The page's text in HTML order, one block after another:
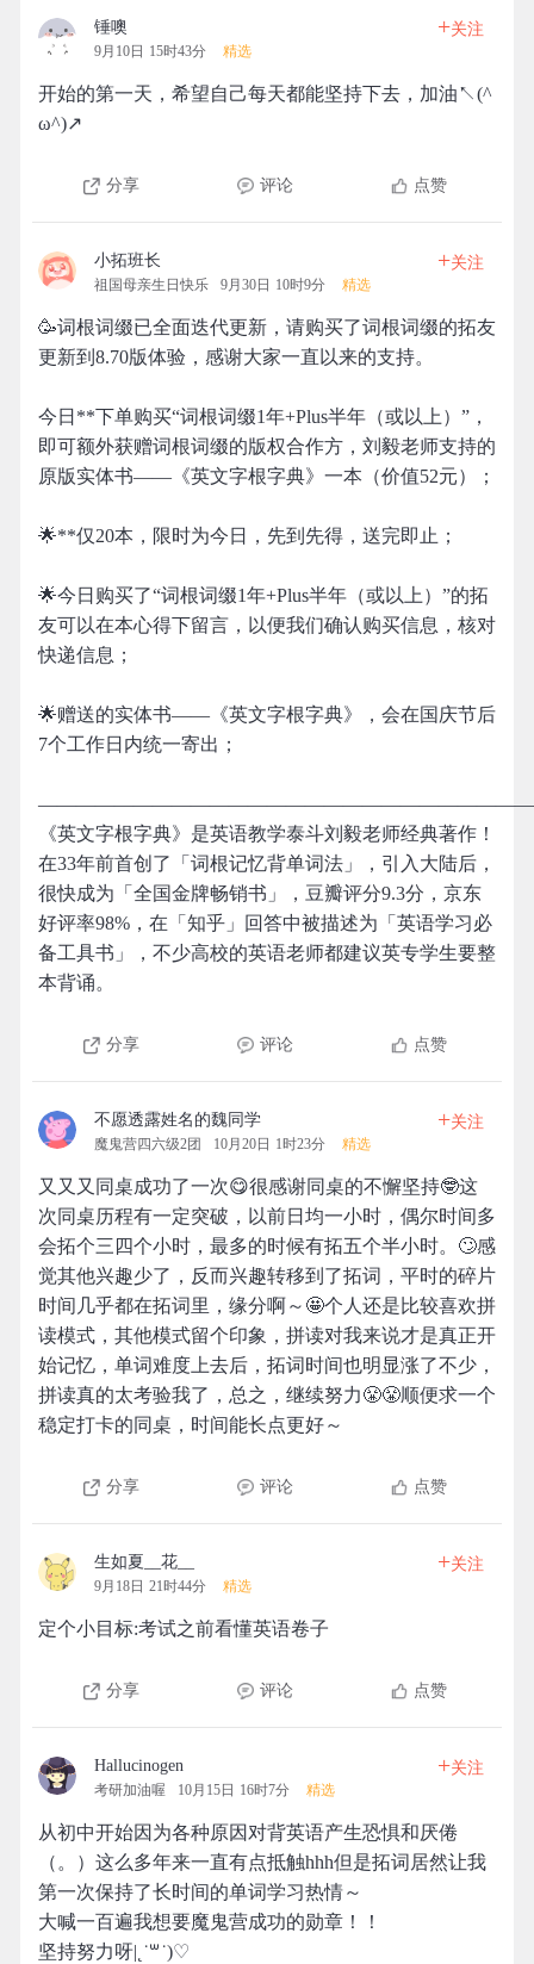
锤噢
9月10日 15时43分 精选
+关注
开始的第一天，希望自己每天都能坚持下去，加油↖(^
ω^)↗
分享 评论 点赞
小拓班长
祖国母亲生日快乐 9月30日 10时9分 精选
+关注
🥳词根词缀已全面迭代更新，请购买了词根词缀的拓友
更新到8.70版体验，感谢大家一直以来的支持。
今日**下单购买“词根词缀1年+Plus半年（或以上）”，
即可额外获赠词根词缀的版权合作方，刘毅老师支持的
原版实体书——《英文字根字典》一本（价值52元）；
🌟**仅20本，限时为今日，先到先得，送完即止；
🌟今日购买了“词根词缀1年+Plus半年（或以上）”的拓
友可以在本心得下留言，以便我们确认购买信息，核对
快递信息；
🌟赠送的实体书——《英文字根字典》，会在国庆节后
7个工作日内统一寄出；
《英文字根字典》是英语教学泰斗刘毅老师经典著作！
在33年前首创了「词根记忆背单词法」，引入大陆后，
很快成为「全国金牌畅销书」，豆瓣评分9.3分，京东
好评率98%，在「知乎」回答中被描述为「英语学习必
备工具书」，不少高校的英语老师都建议英专学生要整
本背诵。
分享 评论 点赞
不愿透露姓名的魏同学
魔鬼营四六级2团 10月20日 1时23分 精选
+关注
又又又同桌成功了一次😋很感谢同桌的不懈坚持🤓这
次同桌历程有一定突破，以前日均一小时，偶尔时间多
会拓个三四个小时，最多的时候有拓五个半小时。🙄感
觉其他兴趣少了，反而兴趣转移到了拓词，平时的碎片
时间几乎都在拓词里，缘分啊～🤩个人还是比较喜欢拼
读模式，其他模式留个印象，拼读对我来说才是真正开
始记忆，单词难度上去后，拓词时间也明显涨了不少，
拼读真的太考验我了，总之，继续努力😤😤顺便求一个
稳定打卡的同桌，时间能长点更好～
分享 评论 点赞
生如夏__花__
9月18日 21时44分 精选
+关注
定个小目标:考试之前看懂英语卷子
分享 评论 点赞
Hallucinogen
考研加油喔 10月15日 16时7分 精选
+关注
从初中开始因为各种原因对背英语产生恐惧和厌倦
（。）这么多年来一直有点抵触hhh但是拓词居然让我
第一次保持了长时间的单词学习热情～
大喊一百遍我想要魔鬼营成功的勋章！！
坚持努力呀|˛˙꒳​˙)♡